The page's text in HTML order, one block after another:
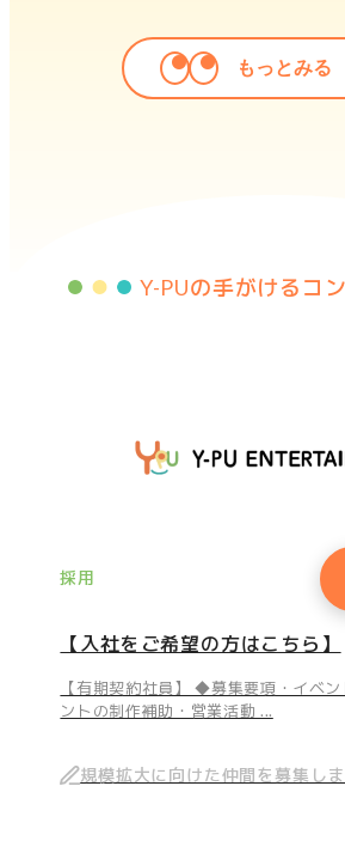
もっとみる
Y-PUの手がけるコ
採用
【入社をご希望の方はこちら】
【有期契約社員】 ◆募集要項・イベ
ントの制作補助・営業活動 ...
規模拡大に向けた仲間を募集しま